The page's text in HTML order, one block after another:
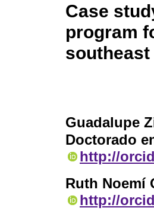
Case
program
southeast
Guadalupe
Doctorado
http://
Ruth Noemí
http://